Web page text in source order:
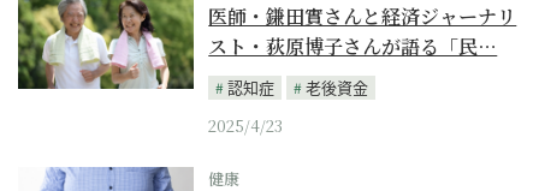
医師・鎌田實さんと経済ジャーナリ
スト・荻原博子さんが語る「民…
認知症
老後資金
2025/4/23
健康